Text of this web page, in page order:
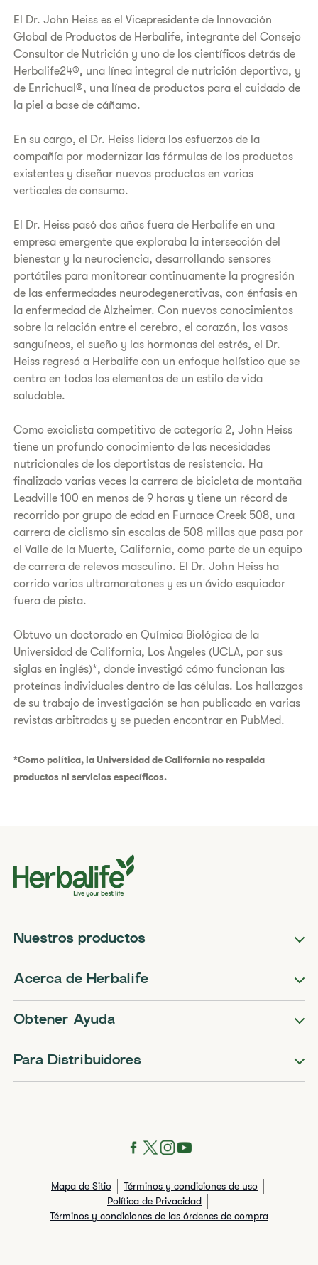
El Dr. John Heiss es el Vicepresidente de Innovación
Global de Productos de Herbalife, integrante del Consejo
Consultor de Nutrición y uno de los científicos detrás de
Herbalife24®, una línea integral de nutrición deportiva, y
de Enrichual®, una línea de productos para el cuidado de
la piel a base de cáñamo.
En su cargo, el Dr. Heiss lidera los esfuerzos de la
compañía por modernizar las fórmulas de los productos
existentes y diseñar nuevos productos en varias
verticales de consumo.‌
El Dr. Heiss pasó dos años fuera de Herbalife en una
empresa emergente que exploraba la intersección del
bienestar y la neurociencia, desarrollando sensores
portátiles para monitorear continuamente la progresión
de las enfermedades neurodegenerativas, con énfasis en
la enfermedad de Alzheimer. Con nuevos conocimientos
sobre la relación entre el cerebro, el corazón, los vasos
sanguíneos, el sueño y las hormonas del estrés, el Dr.
Heiss regresó a Herbalife con un enfoque holístico que se
centra en todos los elementos de un estilo de vida
saludable.‌‌
Como exciclista competitivo de categoría 2, John Heiss
tiene un profundo conocimiento de las necesidades
nutricionales de los deportistas de resistencia. Ha
finalizado varias veces la carrera de bicicleta de montaña
Leadville 100 en menos de 9 horas y tiene un récord de
recorrido por grupo de edad en Furnace Creek 508, una
carrera de ciclismo sin escalas de 508 millas que pasa por
el Valle de la Muerte, California, como parte de un equipo
de carrera de relevos masculino. El Dr. John Heiss ha
corrido varios ultramaratones y es un ávido esquiador
fuera de pista.
Obtuvo un doctorado en Química Biológica de la
Universidad de California, Los Ángeles (UCLA, por sus
siglas en inglés)*, donde investigó cómo funcionan las
proteínas individuales dentro de las células. Los hallazgos
de su trabajo de investigación se han publicado en varias
revistas arbitradas y se pueden encontrar en PubMed.
*Como política, la Universidad de California no respalda
productos ni servicios específicos.
Nuestros productos
Acerca de Herbalife
Obtener Ayuda
Para Distribuidores
Mapa de Sitio
Términos y condiciones de uso
Política de Privacidad
Términos y condiciones de las órdenes de compra